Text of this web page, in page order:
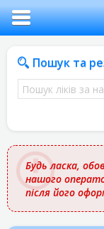
Пошук та
Пошук
ліків
назвою
Будь ласка,
нашого
після його